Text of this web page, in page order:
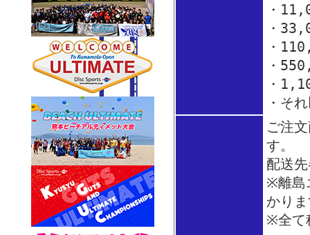
・
・
・
・
・
・そ
ご注
す。
配送
※離島
かり
※全て